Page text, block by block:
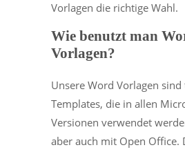
Vorlagen die richtige Wahl.
Wie benutzt man
Vorlagen?
Unsere Word Vorlagen
Templates, die in allen
Versionen verwendet
aber auch mit Open Office.